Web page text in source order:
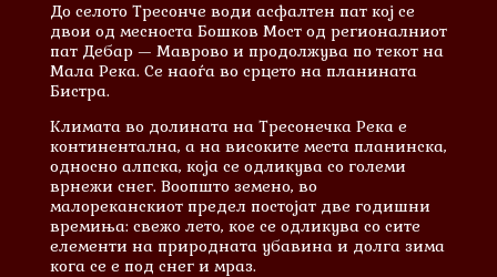
До селото Тресонче води асфалтен пат кој се
двои од месноста Бошков Мост од регионалниот
пат Дебар — Маврово и продолжува по текот на
Мала Река. Се наоѓа во срцето на планината
Бистра.
Климата во долината на Тресонечка Река е
континентална, а на високите места планинска,
односно алпска, која се одликува со големи
врнежи снег. Воопшто земено, во
малореканскиот предел постојат две годишни
времиња: свежо лето, кое се одликува со сите
елементи на природната убавина и долга зима
кога се е под снег и мраз.